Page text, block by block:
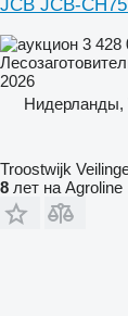
JCB JCB-
3 428
2026
Нидерланды,
Troostwijk
8 лет на Agroline